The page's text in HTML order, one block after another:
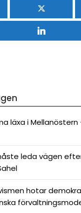
läxa i
leda vägen
hotar